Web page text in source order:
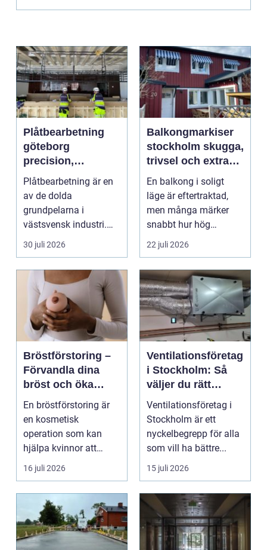
Plåtbearbetning
göteborg
precision,
hållbarhet och
smarta lösningar
Plåtbearbetning är en
av de dolda
grundpelarna i
västsvensk industri.
Allt från marina
anläggningar ...
30 juli 2026
Balkongmarkiser
stockholm skugga,
trivsel och extra
rum utomhus
En balkong i soligt
läge är eftertraktad,
men många märker
snabbt hur hög
värmen kan bli under
somma...
22 juli 2026
Bröstförstoring –
Förvandla dina
bröst och öka
självförtroendet
En bröstförstoring är
en kosmetisk
operation som kan
hjälpa kvinnor att
uppn&ari...
16 juli 2026
Ventilationsföretag
i Stockholm: Så
väljer du rätt
expert på frisk luft
Ventilationsföretag i
Stockholm är ett
nyckelbegrepp för alla
som vill ha bättre...
15 juli 2026